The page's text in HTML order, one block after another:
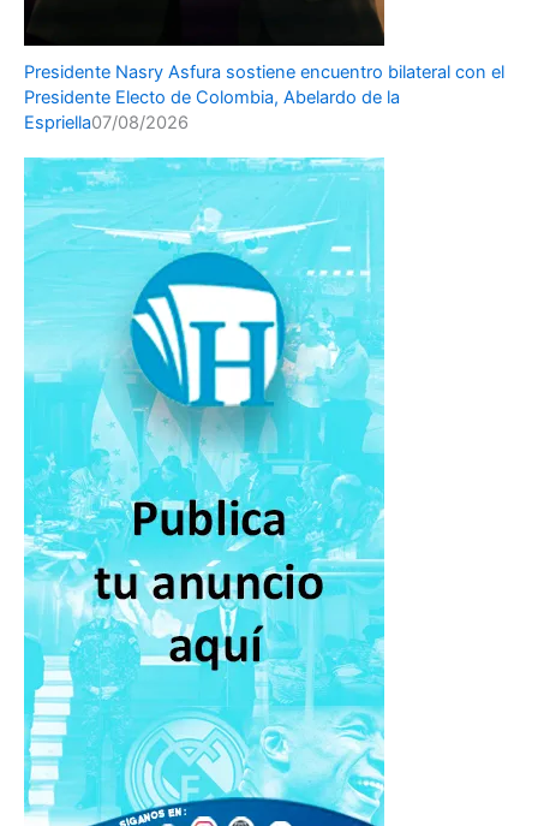
Presidente Nasry Asfura sostiene encuentro bilateral con el
Presidente Electo de Colombia, Abelardo de la
Espriella07/08/2026